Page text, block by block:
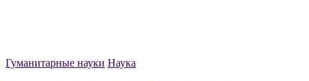
Гуманитарные науки Наука